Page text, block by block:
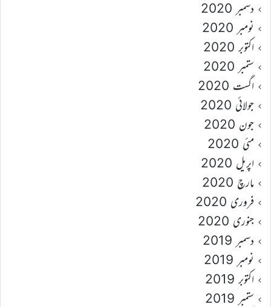
دسمبر 2020
نومبر 2020
اکتوبر 2020
ستمبر 2020
اگست 2020
جولائی 2020
جون 2020
مئی 2020
اپریل 2020
مارچ 2020
فروری 2020
جنوری 2020
دسمبر 2019
نومبر 2019
اکتوبر 2019
ستمبر 2019